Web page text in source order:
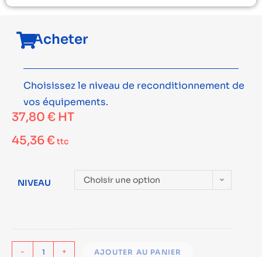
Acheter
Choisissez le niveau de reconditionnement de
vos équipements.
37,80 € HT
45,36€ttc
NIVEAU Choisir une option
- + AJOUTER AU PANIER